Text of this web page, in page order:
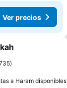
Ver precios
a Haram disponibles